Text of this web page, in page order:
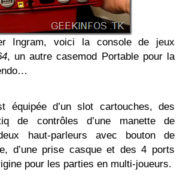
Ingram, voici la console de jeux
, un autre casemod Portable pour la
équipée d’un slot cartouches, des
de contrôles d’une manette de
haut-parleurs avec bouton de
d’une prise casque et des 4 ports
pour les parties en multi-joueurs.